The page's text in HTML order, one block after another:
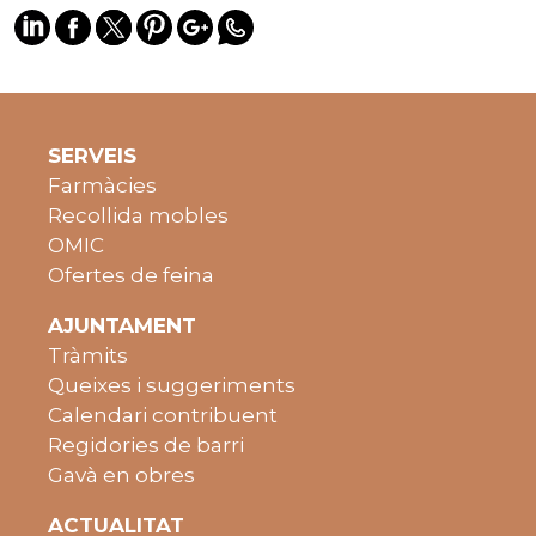
SERVEIS
Farmàcies
Recollida mobles
OMIC
Ofertes de feina
AJUNTAMENT
Tràmits
Queixes i suggeriments
Calendari contribuent
Regidories de barri
Gavà en obres
ACTUALITAT